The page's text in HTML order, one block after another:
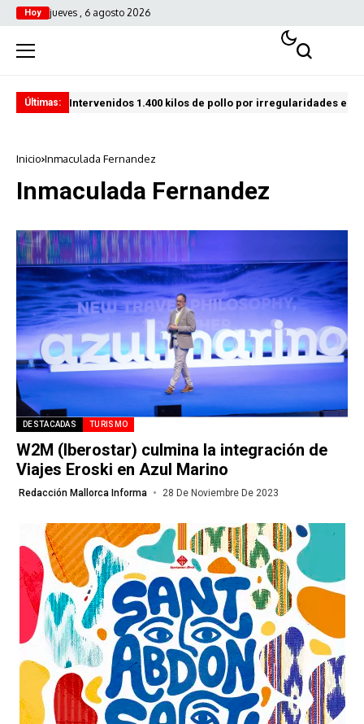
Hoy jueves , 6 agosto 2026
Últimas: Intervenidos 1.400 kilos de pollo por irregularidades en
Inicio Inmaculada Fernandez
Inmaculada Fernandez
DESTACADAS TURISMO
W2M (Iberostar) culmina la integración de
Viajes Eroski en Azul Marino
Redacción Mallorca Informa 28 De Noviembre De 2023